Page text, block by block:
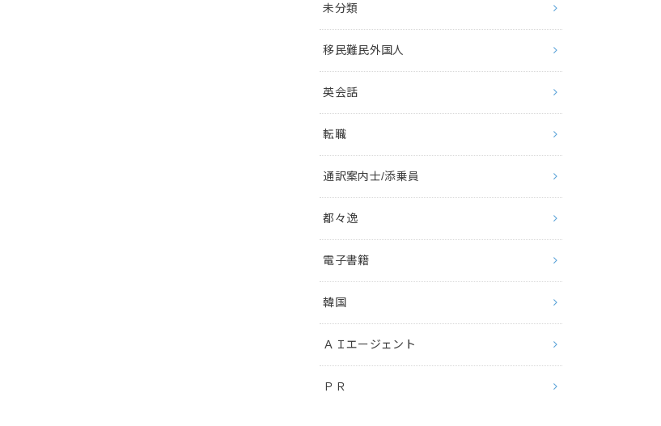
未分類
移民難民外国人
英会話
転職
通訳案内士/添乗員
都々逸
電子書籍
韓国
ＡＩエージェント
ＰＲ